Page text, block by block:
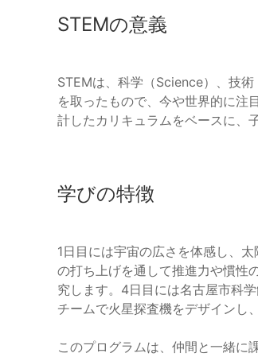
STEMの意義
STEMは、科学（Science）、技
を取ったもので、今や世界的に注
計したカリキュラムをベースに、
学びの特徴
1日目には宇宙の広さを体感し、
の打ち上げを通して推進力や慣性
究します。4日目には名古屋市科
チームで火星探査機をデザインし
このプログラムは、仲間と一緒に